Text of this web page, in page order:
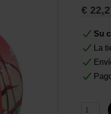
€
Su
La